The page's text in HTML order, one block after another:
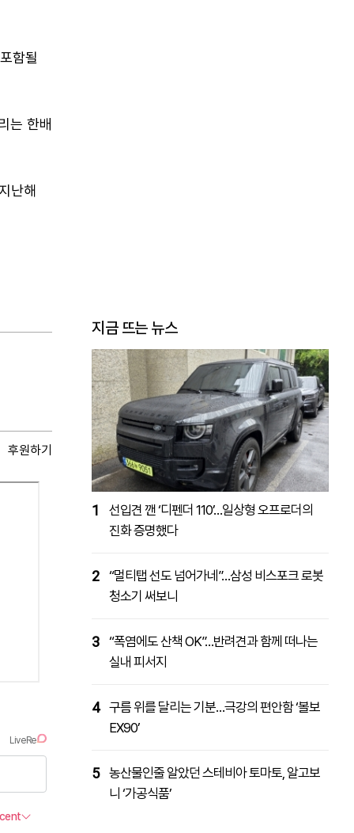
함될
는 한배
난해
후원하기
지금 뜨는 뉴스
1
선입견 깬 ‘디펜더 110’…일상형 오프로더의
진화 증명했다
2 “멀티탭 선도 넘어가네”…삼성 비스포크 로봇
청소기 써보니
3 “폭염에도 산책 OK”…반려견과 함께 떠나는
실내 피서지
4 구름 위를 달리는 기분…극강의 편안함 ‘볼보
EX90’
5 농산물인줄 알았던 스테비아 토마토, 알고보
니 ‘가공식품’